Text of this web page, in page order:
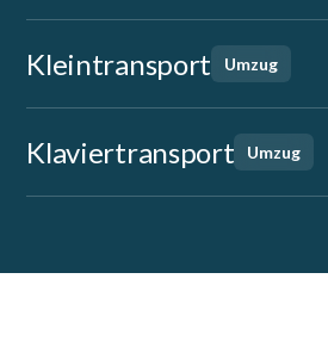
Kleintransport Umzug
Klaviertransport Umzug